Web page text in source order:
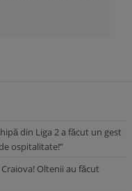
din Liga 2 a făcut un gest
ospitalitate!”
Oltenii au făcut